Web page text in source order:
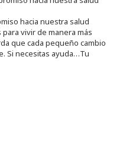
hacia nuestra salud
vivir de manera más
que cada pequeño cambio
Si necesitas ayuda…Tu